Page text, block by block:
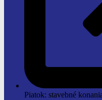
Piatok: stavebné